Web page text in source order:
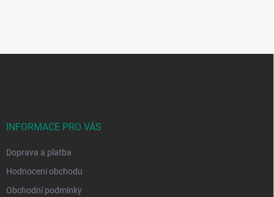
INFORMACE PRO VÁS
Doprava a platba
Hodnocení obchodu
Obchodní podmínky